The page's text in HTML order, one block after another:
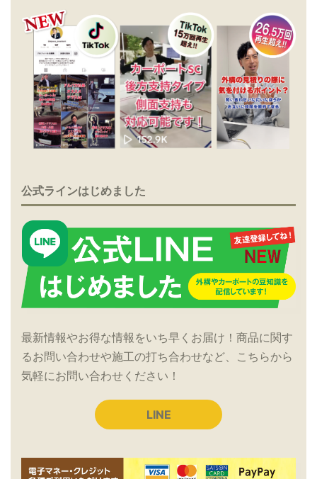
公式ラインはじめました
最新情報やお得な情報をいち早くお届け！商品に関す
るお問い合わせや施工の打ち合わせなど、こちらから
気軽にお問い合わせください！
LINE